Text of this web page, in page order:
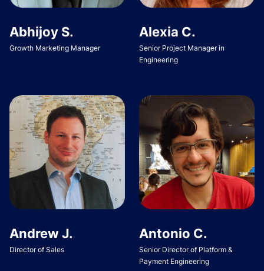
Abhijoy S.
Growth Marketing Manager
Alexia C.
Senior Project Manager in
Engineering
Andrew J.
Director of Sales
Antonio C.
Senior Director of Platform &
Payment Engineering